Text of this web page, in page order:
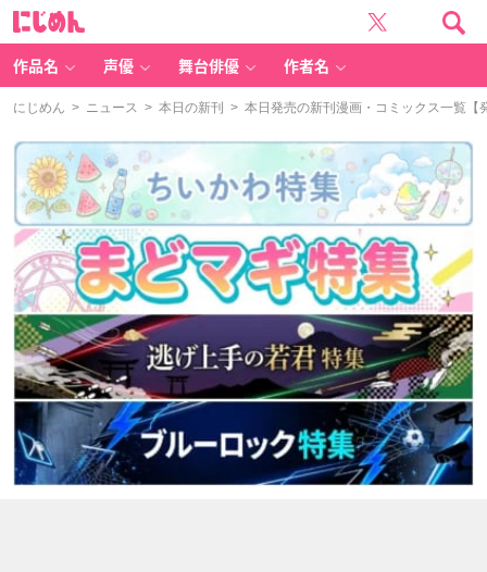
作品名 声優 舞台俳優 作者名
にじめん > ニュース > 本日の新刊 > 本日発売の新刊漫画・コミックス一覧【